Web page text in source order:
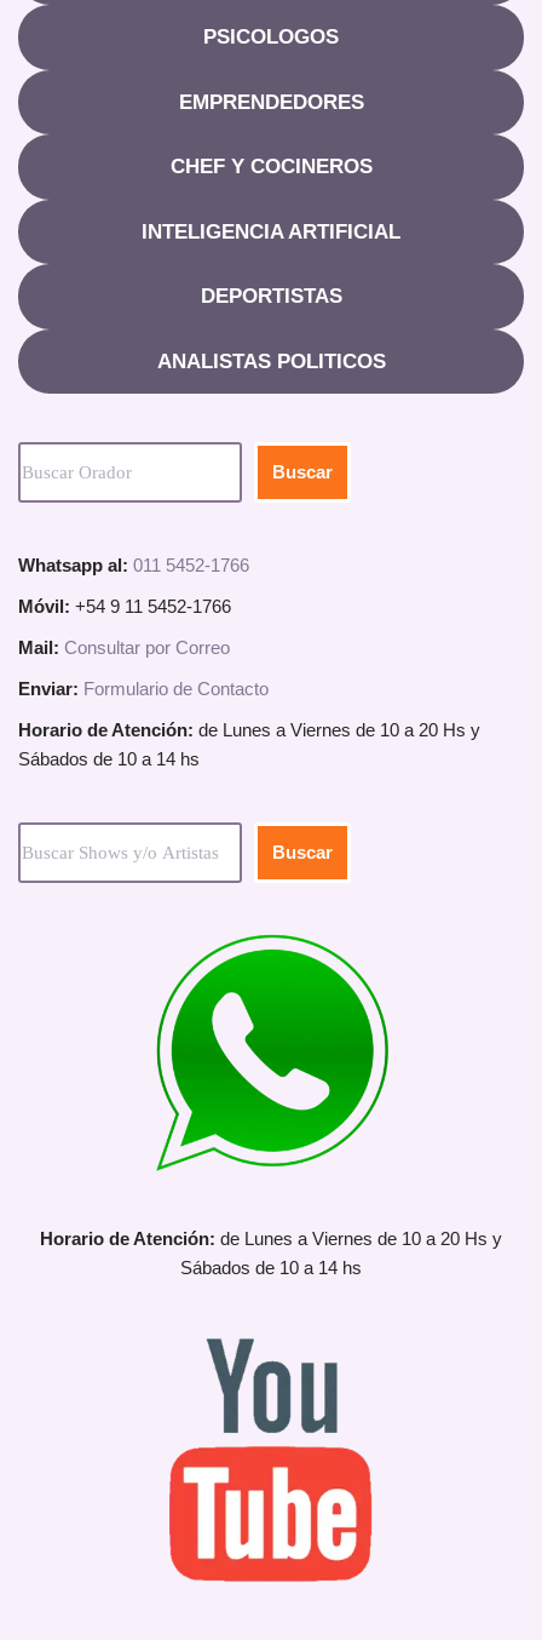
PSICOLOGOS
EMPRENDEDORES
CHEF Y COCINEROS
INTELIGENCIA ARTIFICIAL
DEPORTISTAS
ANALISTAS POLITICOS
Buscar
Whatsapp al: 011 5452-1766
Móvil: +54 9 11 5452-1766
Mail: Consultar por Correo
Enviar: Formulario de Contacto
Horario de Atención: de Lunes a Viernes de 10 a 20 Hs y
Sábados de 10 a 14 hs
Buscar
Horario de Atención: de Lunes a Viernes de 10 a 20 Hs y
Sábados de 10 a 14 hs